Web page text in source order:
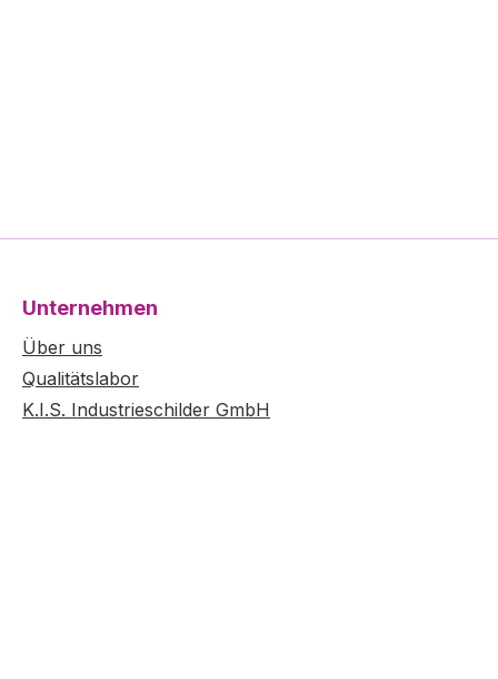
Unternehmen
Über uns
Qualitätslabor
K.I.S. Industrieschilder GmbH